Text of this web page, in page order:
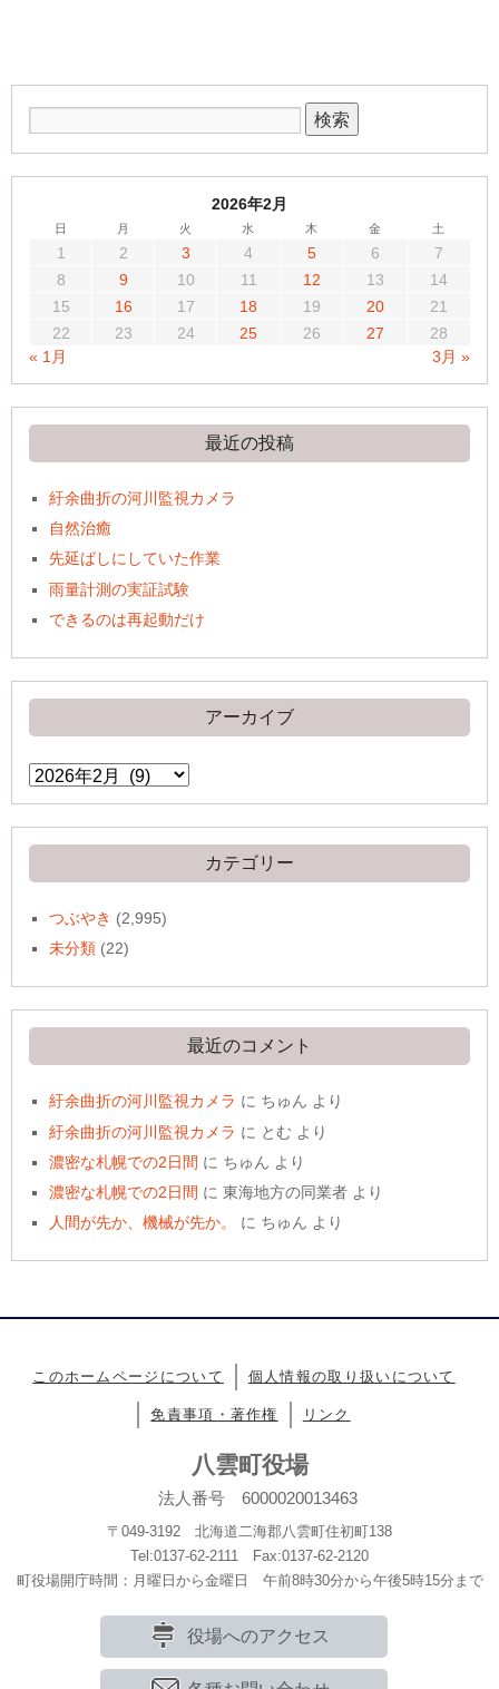
2026年2月
日 月 火 水 木 金 土
1 2 3 4 5 6
7
8
9 10 11 12 13
14
15
16 17 18 19 20
21
22
23 24 25 26 27
28
« 1月
3月 »
最近の投稿
紆余曲折の河川監視カメラ
自然治癒
先延ばしにしていた作業
雨量計測の実証試験
できるのは再起動だけ
アーカイブ
ア
ー
イ
ブ
カテゴリー
つぶやき (2,995)
未分類 (22)
最近のコメント
紆余曲折の河川監視カメラ に ちゅん より
紆余曲折の河川監視カメラ に とむ より
濃密な札幌での2日間 に ちゅん より
濃密な札幌での2日間 に東海地方の同業者 より
人間が先か、機械が先か。
に ちゅん より
このホームページについて 個人情報の取り扱いについて
免責事項・著作権 リンク
八雲町役場
法人番号 6000020013463
〒049-3192 北海道二海郡八雲町住初町138
Tel:0137-62-2111 Fax:0137-62-2120
町役場開庁時間：月曜日から金曜日 午前8時30分から午後5時15分まで
役場へのアクセス